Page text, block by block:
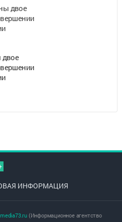
двое
ИНФОРМАЦИЯ
(Информационное агентство